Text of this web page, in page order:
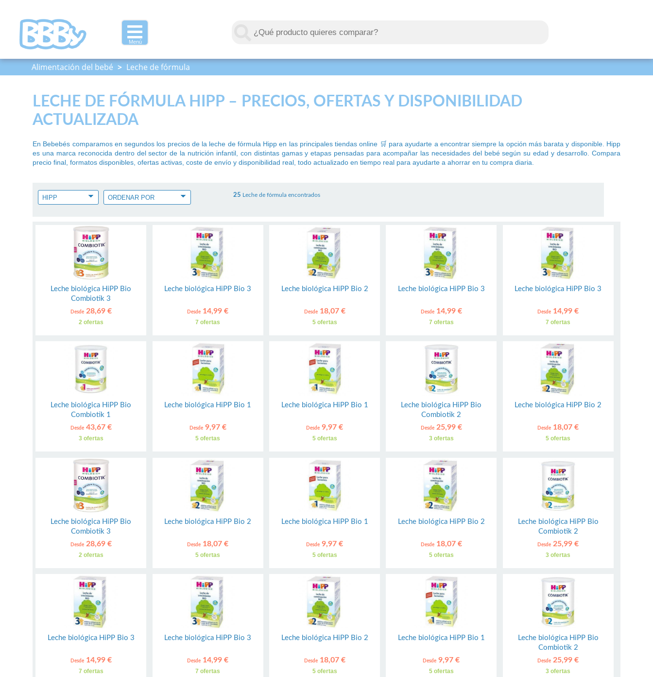
Menú
Alimentación del bebé > Leche de fórmula
LECHE DE FÓRMULA HIPP – PRECIOS, OFERTAS Y DISPONIBILIDAD
ACTUALIZADA
En Bebebés comparamos en segundos los precios de la leche de fórmula Hipp en las principales tiendas online 🛒 para ayudarte a encontrar siempre la opción más barata y disponible. Hipp
es una marca reconocida dentro del sector de la nutrición infantil, con distintas gamas y etapas pensadas para acompañar las necesidades del bebé según su edad y desarrollo. Compara
precio final, formatos disponibles, ofertas activas, coste de envío y disponibilidad real, todo actualizado en tiempo real para ayudarte a ahorrar en tu compra diaria.
25 Leche de fórmula encontrados
Leche biológica HiPP Bio
Combiotik 3
Desde28,69 €
2 ofertas
Leche biológica HiPP Bio 3
Desde 14,99 €
7 ofertas
Leche biológica HiPP Bio 2
Desde18,07 €
5 ofertas
Leche biológica HiPP Bio 3
Desde14,99 €
7 ofertas
Leche biológica HiPP Bio 3
Desde 14,99 €
7 ofertas
Leche biológica HiPP Bio
Combiotik 1
Desde43,67 €
3 ofertas
Leche biológica HiPP Bio 1
Desde9,97 €
5 ofertas
Leche biológica HiPP Bio 1
Desde 9,97 €
5 ofertas
Leche biológica HiPP Bio
Combiotik 2
Desde25,99 €
3 ofertas
Leche biológica HiPP Bio 2
Desde 18,07 €
5 ofertas
Leche biológica HiPP Bio
Combiotik 3
Desde28,69 €
2 ofertas
Leche biológica HiPP Bio 2
Desde 18,07 €
5 ofertas
Leche biológica HiPP Bio 1
Desde 9,97 €
5 ofertas
Leche biológica HiPP Bio 2
Desde18,07 €
5 ofertas
Leche biológica HiPP Bio
Combiotik 2
Desde 25,99 €
3 ofertas
Leche biológica HiPP Bio 3
Desde14,99 €
7 ofertas
Leche biológica HiPP Bio 3
Desde 14,99 €
7 ofertas
Leche biológica HiPP Bio 2
Desde18,07 €
5 ofertas
Leche biológica HiPP Bio 1
Desde 9,97 €
5 ofertas
Leche biológica HiPP Bio
Combiotik 2
Desde 25,99 €
3 ofertas